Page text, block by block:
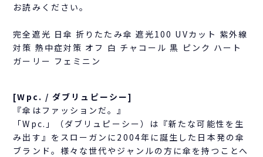
お読みください。
完全遮光 日傘 折りたたみ傘 遮光100 UVカット 紫外線
対策 熱中症対策 オフ 白 チャコール 黒 ピンク ハート
ガーリー フェミニン
[Wpc. / ダブリュピーシー]
『傘はファッションだ。』
「Wpc.」（ダブリュピーシー）は『新たな可能性を生
み出す』をスローガンに2004年に誕生した日本発の傘
ブランド。様々な世代やジャンルの方に傘を持つことへ